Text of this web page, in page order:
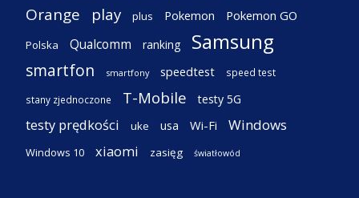
Orange play plus Pokemon Pokemon GO
Polska Qualcomm ranking Samsung
smartfon smartfony speedtest speed test
stany zjednoczone T-Mobile testy 5G
testy prędkości uke usa Wi-Fi Windows
Windows 10 xiaomi zasięg światłowód